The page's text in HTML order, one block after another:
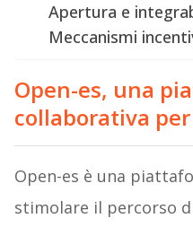
Apertura e
Meccanismi
Open-es, una
collaborativa
Open-es è una
stimolare il percorso